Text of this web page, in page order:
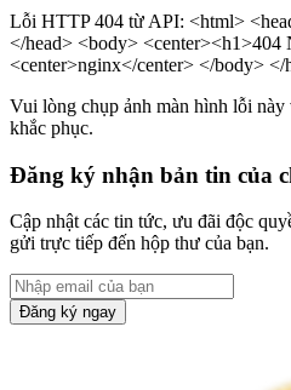
Lỗi HTTP 404 từ API: <html>
</head> <body>
<center>nginx</center> </body> </
Vui lòng chụp ảnh màn hình lỗi
khắc phục.
Đăng ký nhận bản tin của
Cập nhật các tin tức, ưu đãi độc
gửi trực tiếp đến hộp thư của bạn.
Đăng ký ngay